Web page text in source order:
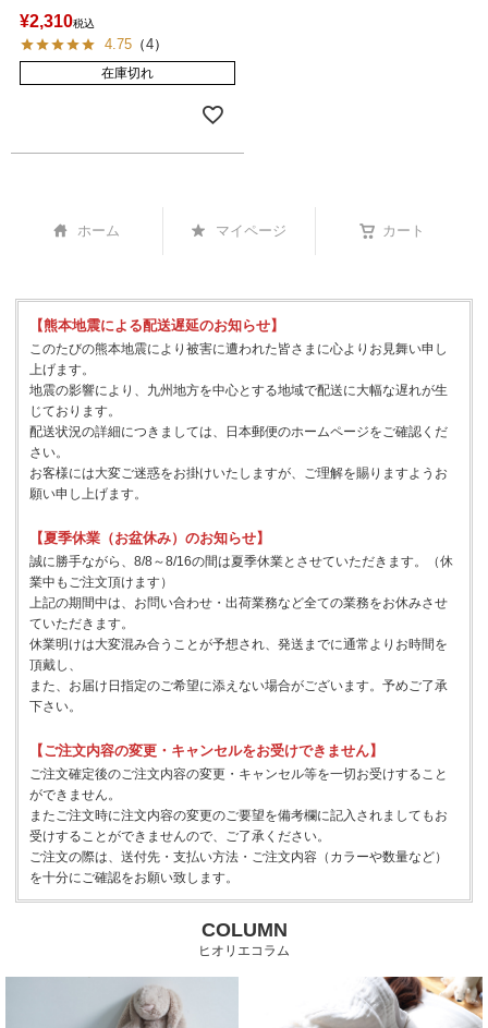
¥2,310税込
4.75 （4）
在庫切れ
ホーム マイページ カート
【熊本地震による配送遅延のお知らせ】
このたびの熊本地震により被害に遭われた皆さまに心よりお見舞い申し
上げます。
地震の影響により、九州地方を中心とする地域で配送に大幅な遅れが生
じております。
配送状況の詳細につきましては、日本郵便のホームページをご確認くだ
さい。
お客様には大変ご迷惑をお掛けいたしますが、ご理解を賜りますようお
願い申し上げます。
【夏季休業（お盆休み）のお知らせ】
誠に勝手ながら、8/8～8/16の間は夏季休業とさせていただきます。（休
業中もご注文頂けます）
上記の期間中は、お問い合わせ・出荷業務など全ての業務をお休みさせ
ていただきます。
休業明けは大変混み合うことが予想され、発送までに通常よりお時間を
頂戴し、
また、お届け日指定のご希望に添えない場合がございます。予めご了承
下さい。
【ご注文内容の変更・キャンセルをお受けできません】
ご注文確定後のご注文内容の変更・キャンセル等を一切お受けすること
ができません。
またご注文時に注文内容の変更のご要望を備考欄に記入されましてもお
受けすることができませんので、ご了承ください。
ご注文の際は、送付先・支払い方法・ご注文内容（カラーや数量など）
を十分にご確認をお願い致します。
COLUMN
ヒオリエコラム